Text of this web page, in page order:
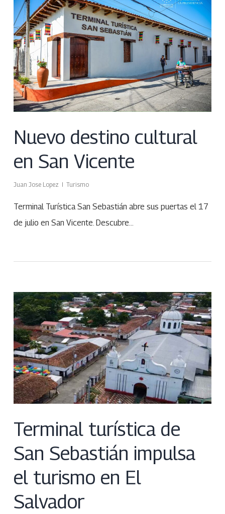
Nuevo destino cultural
en San Vicente
Juan Jose Lopez Turismo
Terminal Turística San Sebastián abre sus puertas el 17
de julio en San Vicente. Descubre…
Terminal turística de
San Sebastián impulsa
el turismo en El
Salvador